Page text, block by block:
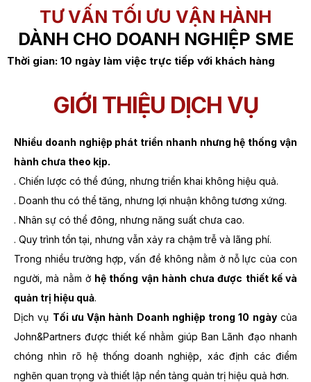
TƯ VẤN TỐI ƯU VẬN HÀNH
DÀNH CHO DOANH NGHIỆP SME
Thời gian: 10 ngày làm việc trực tiếp với khách hàng
GIỚI THIỆU DỊCH VỤ
Nhiều doanh nghiệp phát triển nhanh nhưng hệ thống vận
hành chưa theo kịp.
. Chiến lược có thể đúng, nhưng triển khai không hiệu quả.
. Doanh thu có thể tăng, nhưng lợi nhuận không tương xứng.
. Nhân sự có thể đông, nhưng năng suất chưa cao.
. Quy trình tồn tại, nhưng vẫn xảy ra chậm trễ và lãng phí.
Trong nhiều trường hợp, vấn đề không nằm ở nỗ lực của con
người, mà nằm ở hệ thống vận hành chưa được thiết kế và
quản trị hiệu quả.
Dịch vụ Tối ưu Vận hành Doanh nghiệp trong 10 ngàycủa
John&Partners được thiết kế nhằm giúp Ban Lãnh đạo nhanh
chóng nhìn rõ hệ thống doanh nghiệp, xác định các điểm
nghẽn quan trọng và thiết lập nền tảng quản trị hiệu quả hơn.